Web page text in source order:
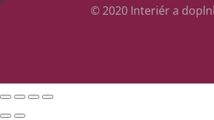
© 2020 Interiér a